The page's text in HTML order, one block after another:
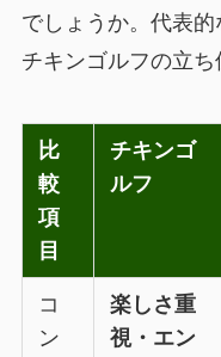
でしょうか。代表的
チキンゴルフの立ち
比
較
項
目
チキンゴ
ルフ
コ
ン
楽しさ重
視・エン